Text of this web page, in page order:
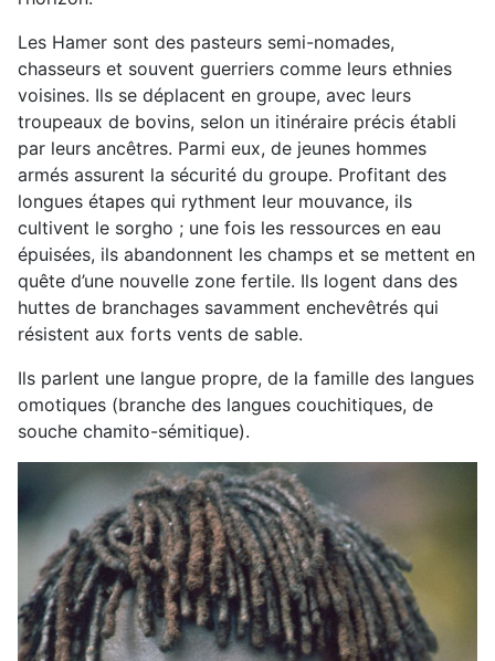
Les Hamer sont des pasteurs semi-nomades,
chasseurs et souvent guerriers comme leurs ethnies
voisines. Ils se déplacent en groupe, avec leurs
troupeaux de bovins, selon un itinéraire précis établi
par leurs ancêtres. Parmi eux, de jeunes hommes
armés assurent la sécurité du groupe. Profitant des
longues étapes qui rythment leur mouvance, ils
cultivent le sorgho ; une fois les ressources en eau
épuisées, ils abandonnent les champs et se mettent en
quête d’une nouvelle zone fertile. Ils logent dans des
huttes de branchages savamment enchevêtrés qui
résistent aux forts vents de sable.
Ils parlent une langue propre, de la famille des langues
omotiques (branche des langues couchitiques, de
souche chamito-sémitique).